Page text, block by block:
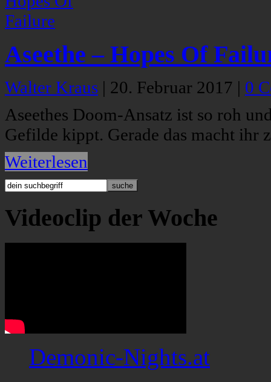
Aseethe – Hopes Of
Walter Kraus | 20. Februar 2017 | 0
Aseethes Doom-Ansatz ist so roh
Gefilde kippt. Gerade das macht ihr
Weiterlesen
Videoclip der Woche
Demonic-Nights.at